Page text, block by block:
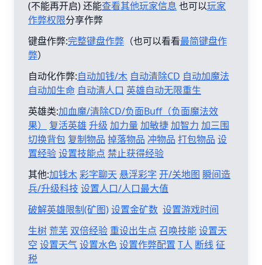
(不能再开启) 还能查看其他玩家信息 也可以玩家
作弊权限分享作弊
键盘作弊:完整键盘作弊 （也可以看看最简键盘作
弊）
自动化作弊:自动加钱/木 自动清除CD 自动加魔法
自动加生命 自动清人口 英雄自动无限重生
英雄类:加血魔/清除CD/负面Buff（负面魔法效
果）
复活英雄 升级 加力量 加敏捷加智力 加三围
切换背包 复制物品 掉落物品 冲物品 打包物品 设
置经验设置技能点 禁止获得经验
其他:加钱木彩字聊天 悬浮彩字 开/关地图 瞬间造
兵/升级科技 设置人口/人口最大值
破解英雄限制(矿图)设置金矿数 设置游戏时间
生树 荒芜 双倍经验 重设出生点 召唤技能设置天
空 设置天气设置水色设置作弊配置 T人 断线征
税